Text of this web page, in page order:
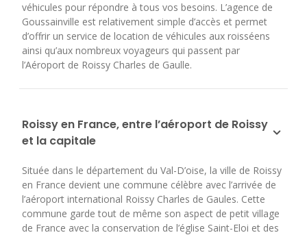
véhicules pour répondre à tous vos besoins. L’agence de
Goussainville est relativement simple d’accès et permet
d’offrir un service de location de véhicules aux roisséens
ainsi qu’aux nombreux voyageurs qui passent par
l’Aéroport de Roissy Charles de Gaulle.
Roissy en France, entre l’aéroport de Roissy
et la capitale
Située dans le département du Val-D’oise, la ville de Roissy
en France devient une commune célèbre avec l’arrivée de
l’aéroport international Roissy Charles de Gaules. Cette
commune garde tout de même son aspect de petit village
de France avec la conservation de l’église Saint-Eloi et des